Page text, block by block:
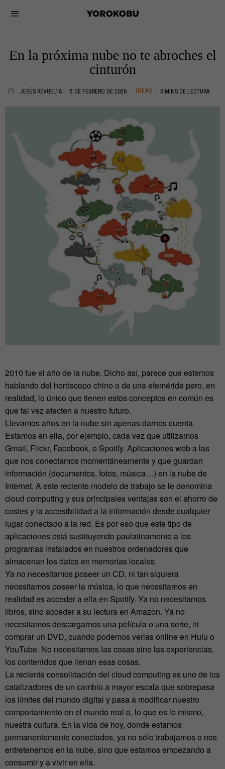
En la próxima nube no te abroches el
cinturón
JESÚS REVUELTA 5 DE FEBRERO DE 2026 IDEAS 3 MINS DE LECTURA
2010 fue el año de la nube. Dicho así, parece que estemos
hablando del horóscopo chino o de una efeméride pero, en
realidad, lo único que tienen estos conceptos en común es
que tal vez afecten a nuestro futuro.
Llevamos años en la nube sin apenas darnos cuenta.
Estamos en ella, por ejemplo, cada vez que utilizamos
Gmail, Flickr, Facebook, o Spotify. Aplicaciones web a las
que nos conectamos momentáneamente y que guardan
información (documentos, fotos, música…) en la nube de
Internet. A este reciente modelo de trabajo se le denomina
cloud computing y sus principales ventajas son el ahorro de
costes y la accesibilidad a la información desde cualquier
lugar conectado a la red. Es por eso que este tipo de
aplicaciones está sustituyendo paulatinamente a los
programas instalados en nuestros ordenadores que
almacenan los datos en memorias locales.
Ya no necesitamos poseer un CD, ni tan siquiera
necesitamos poseer la música, lo que necesitamos en
realidad es acceder a ella en Spotify. Ya no necesitamos
libros, sino acceder a su lectura en Amazon. Ya no
necesitamos descargarnos una película o una serie, ni
comprar un DVD, cuando podemos verlas online en Hulu o
YouTube. No necesitamos las cosas sino las experiencias,
los contenidos que llenan esas cosas.
La reciente consolidación del cloud computing es uno de los
catalizadores de un cambio a mayor escala que sobrepasa
los límites del mundo digital y pasa a modificar nuestro
comportamiento en el mundo real o, lo que es lo mismo,
nuestra cultura. En la vida de hoy, donde estamos
permanentemente conectados, ya no sólo trabajamos o nos
entretenemos en la nube, sino que estamos empezando a
consumir y a vivir en ella.